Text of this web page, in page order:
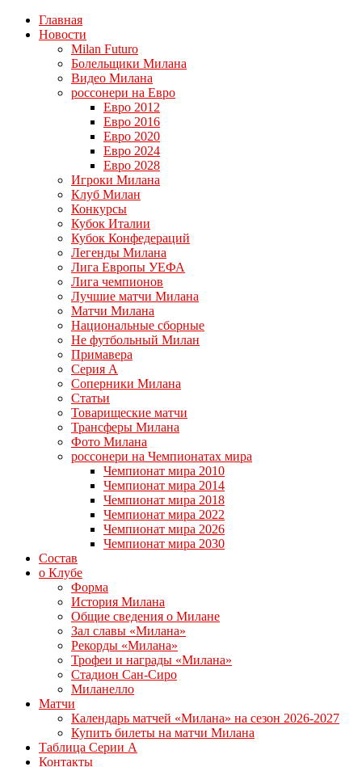
Главная
Новости
Milan Futuro
Болельщики Милана
Видео Милана
россонери на Евро
Евро 2012
Евро 2016
Евро 2020
Евро 2024
Евро 2028
Игроки Милана
Клуб Милан
Конкурсы
Кубок Италии
Кубок Конфедераций
Легенды Милана
Лига Европы УЕФА
Лига чемпионов
Лучшие матчи Милана
Матчи Милана
Национальные сборные
Не футбольный Милан
Примавера
Серия А
Соперники Милана
Статьи
Товарищеские матчи
Трансферы Милана
Фото Милана
россонери на Чемпионатах мира
Чемпионат мира 2010
Чемпионат мира 2014
Чемпионат мира 2018
Чемпионат мира 2022
Чемпионат мира 2026
Чемпионат мира 2030
Состав
о Клубе
Форма
История Милана
Общие сведения о Милане
Зал славы «Милана»
Рекорды «Милана»
Трофеи и награды «Милана»
Стадион Сан-Сиро
Миланелло
Матчи
Календарь матчей «Милана» на сезон 2026-2027
Купить билеты на матчи Милана
Таблица Серии А
Контакты